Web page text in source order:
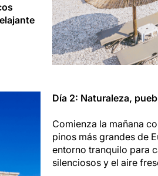
Día 2: Naturaleza,
Comienza la mañana
pinos más grandes de
entorno tranquilo para
silenciosos y el aire